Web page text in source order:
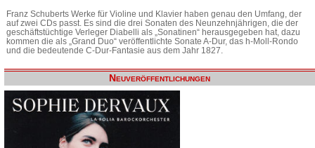
Franz Schuberts Werke für Violine und Klavier haben genau den Umfang, der
auf zwei CDs passt. Es sind die drei Sonaten des Neunzehnjährigen, die der
geschäftstüchtige Verleger Diabelli als „Sonatinen“ herausgegeben hat, dazu
kommen die als „Grand Duo“ veröffentlichte Sonate A-Dur, das h-Moll-Rondo
und die bedeutende C-Dur-Fantasie aus dem Jahr 1827.
Neuveröffentlichungen